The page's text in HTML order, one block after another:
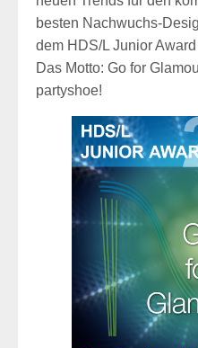
besten Nachwuchs-
dem HDS/L Junior
Das Motto: Go for
partyshoe!